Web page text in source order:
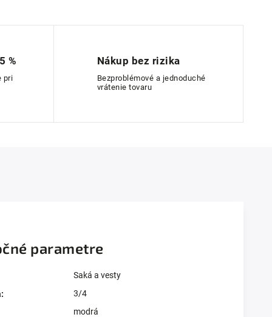
%
pri
Nákup bez rizika
Bezproblémové a jednoduché
vrátenie tovaru
parametre
Saká a vesty
:
3/4
modrá